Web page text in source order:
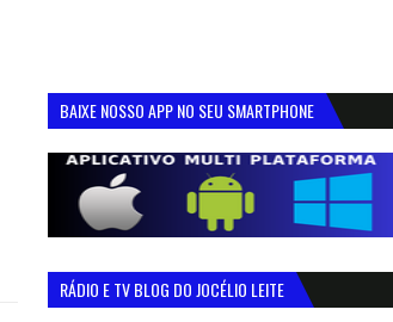
BAIXE NOSSO APP NO SEU SMARTPHONE
RÁDIO E TV BLOG DO JOCÉLIO LEITE